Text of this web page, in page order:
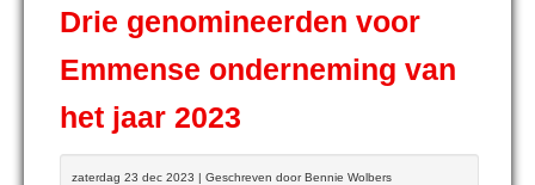
Drie genomineerden voor
Emmense onderneming van
het jaar 2023
zaterdag 23 dec 2023 | Geschreven door Bennie Wolbers